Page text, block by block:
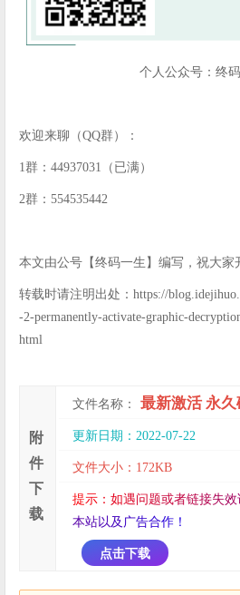
个人公众号：终
欢迎来聊（QQ群）：
1群：44937031（已满）
2群：554535442
本文由公号【终码一生】编写，祝大家
转载时请注明出处：https://
-2-permanently-activate-graphic-
html
附
件
下
载
文件名称： 最新激活 永
更新日期：2022-07-22
文件大小：172KB
提示 ：如遇问题或者链接失效
本站以及 广告合作 ！
点击下载